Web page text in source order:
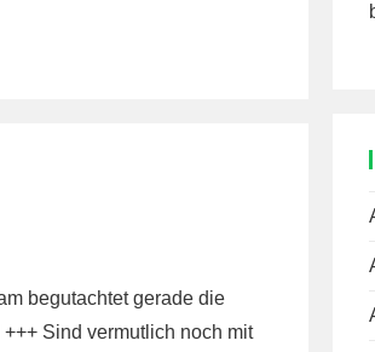
begutachtet gerade die
Sind vermutlich noch mit